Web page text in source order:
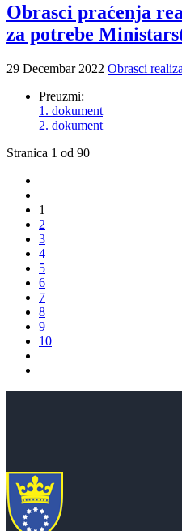
Obrasci praćenja
za potrebe
29 Decembar 2022 Obrasci
Preuzmi:
1. dokument
2. dokument
Stranica 1 od 90
1
2
3
4
5
6
7
8
9
10